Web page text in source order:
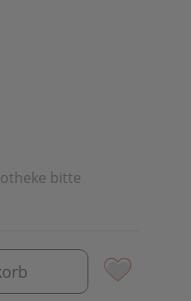
bitte